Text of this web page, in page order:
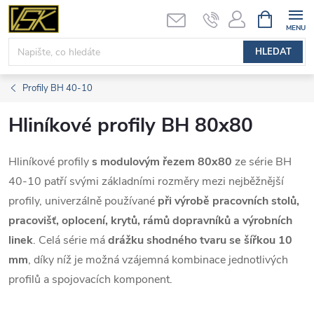
Přejít
obsah
HLEDAT
NÁKUPNÍ
KOŠÍK
Profily BH 40-10
Hliníkové profily BH 80x80
Hliníkové profilys modulovým řezem 80x80 ze série BH
40-10 patří svými základními rozměry mezi nejběžnější
profily, univerzálně používané při výrobě pracovních stolů,
pracovišť, oplocení, krytů, rámů dopravníků a výrobních
linek. Celá série mádrážku shodného tvaru se šířkou 10
mm, díky níž je možná vzájemná kombinace jednotlivých
profilů a spojovacích komponent.